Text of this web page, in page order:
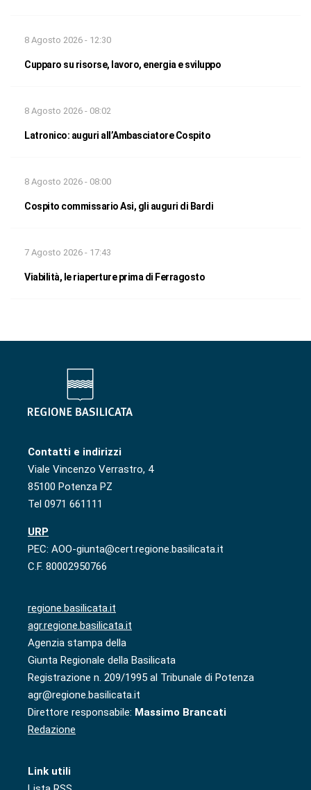
8 Agosto 2026 - 12:30
Cupparo su risorse, lavoro, energia e sviluppo
8 Agosto 2026 - 08:02
Latronico: auguri all’Ambasciatore Cospito
8 Agosto 2026 - 08:00
Cospito commissario Asi, gli auguri di Bardi
7 Agosto 2026 - 17:43
Viabilità, le riaperture prima di Ferragosto
Contatti e indirizzi
Viale Vincenzo Verrastro, 4
85100 Potenza PZ
Tel 0971 661111
URP
PEC: AOO-giunta@cert.regione.basilicata.it
C.F. 80002950766
regione.basilicata.it
agr.regione.basilicata.it
Agenzia stampa della
Giunta Regionale della Basilicata
Registrazione n. 209/1995 al Tribunale di Potenza
agr@regione.basilicata.it
Direttore responsabile: Massimo Brancati
Redazione
Link utili